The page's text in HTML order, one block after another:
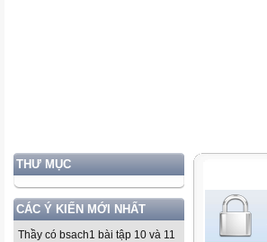
THƯ MỤC
CÁC Ý KIẾN MỚI NHẤT
Thầy có bsach1 bài tập 10 và 11